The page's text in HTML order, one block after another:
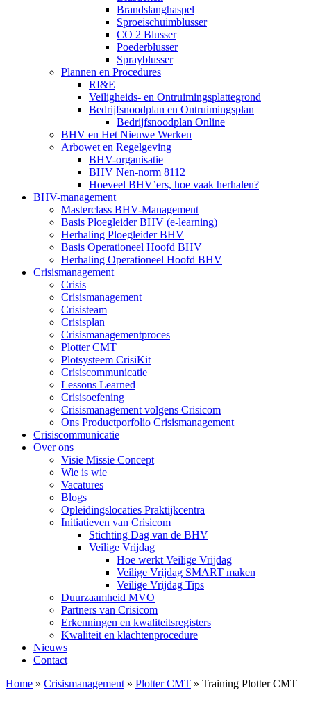
Brandslanghaspel
Sproeischuimblusser
CO 2 Blusser
Poederblusser
Sprayblusser
Plannen en Procedures
RI&E
Veiligheids- en Ontruimingsplattegrond
Bedrijfsnoodplan en Ontruimingsplan
Bedrijfsnoodplan Online
BHV en Het Nieuwe Werken
Arbowet en Regelgeving
BHV-organisatie
BHV Nen-norm 8112
Hoeveel BHV’ers, hoe vaak herhalen?
BHV-management
Masterclass BHV-Management
Basis Ploegleider BHV (e-learning)
Herhaling Ploegleider BHV
Basis Operationeel Hoofd BHV
Herhaling Operationeel Hoofd BHV
Crisismanagement
Crisis
Crisismanagement
Crisisteam
Crisisplan
Crisismanagementproces
Plotter CMT
Plotsysteem CrisiKit
Crisiscommunicatie
Lessons Learned
Crisisoefening
Crisismanagement volgens Crisicom
Ons Productporfolio Crisismanagement
Crisiscommunicatie
Over ons
Visie Missie Concept
Wie is wie
Vacatures
Blogs
Opleidingslocaties Praktijkcentra
Initiatieven van Crisicom
Stichting Dag van de BHV
Veilige Vrijdag
Hoe werkt Veilige Vrijdag
Veilige Vrijdag SMART maken
Veilige Vrijdag Tips
Duurzaamheid MVO
Partners van Crisicom
Erkenningen en kwaliteitsregisters
Kwaliteit en klachtenprocedure
Nieuws
Contact
Home » Crisismanagement » Plotter CMT » Training Plotter CMT